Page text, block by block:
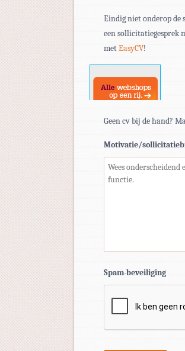
Eindig niet onderop de
een sollicitatiegesprek
metEasyCV!
Geen cv bij de hand?
Motivatie/
Spam-beveiliging